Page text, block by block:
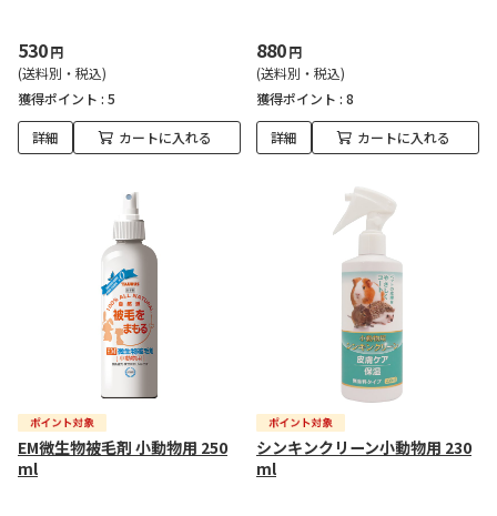
530円
(送料別・税込)
獲得ポイント : 5
詳細 カートに入れる
880円
(送料別・税込)
獲得ポイント : 8
詳細 カートに入れる
EM微生物被毛剤 小動物用 250
ml
シンキンクリーン小動物用 230
ml